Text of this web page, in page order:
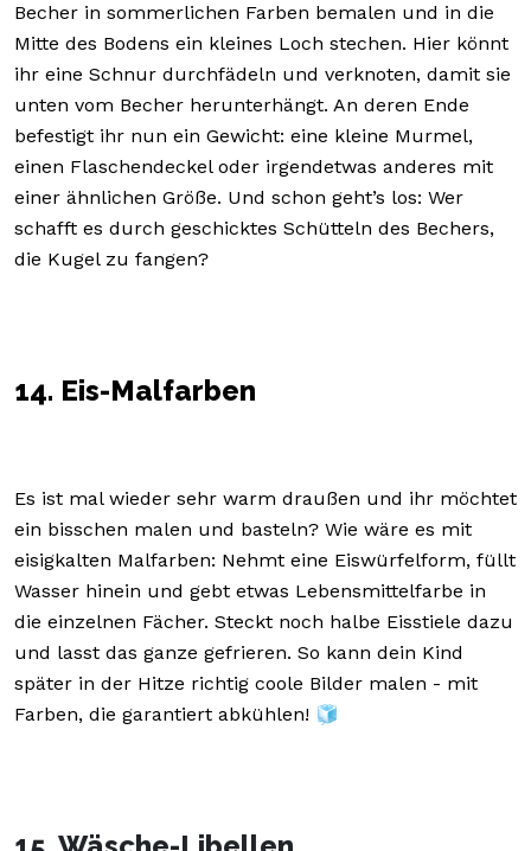
Becher in sommerlichen Farben bemalen und in die
Mitte des Bodens ein kleines Loch stechen. Hier könnt
ihr eine Schnur durchfädeln und verknoten, damit sie
unten vom Becher herunterhängt. An deren Ende
befestigt ihr nun ein Gewicht: eine kleine Murmel,
einen Flaschendeckel oder irgendetwas anderes mit
einer ähnlichen Größe. Und schon geht’s los: Wer
schafft es durch geschicktes Schütteln des Bechers,
die Kugel zu fangen?
14. Eis-Malfarben
Es ist mal wieder sehr warm draußen und ihr möchtet
ein bisschen malen und basteln? Wie wäre es mit
eisigkalten Malfarben: Nehmt eine Eiswürfelform, füllt
Wasser hinein und gebt etwas Lebensmittelfarbe in
die einzelnen Fächer. Steckt noch halbe Eisstiele dazu
und lasst das ganze gefrieren. So kann dein Kind
später in der Hitze richtig coole Bilder malen - mit
Farben, die garantiert abkühlen! 🧊